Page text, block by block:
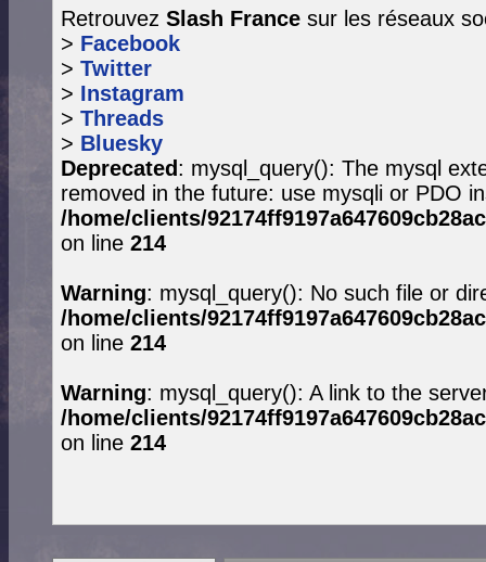
Retrouvez Slash France sur les réseaux
> Facebook
> Twitter
> Instagram
> Threads
> Bluesky
Deprecated: mysql_query(): The mysql
removed in the future: use mysqli or PDO
/home/clients/
on line 214
Warning: mysql_query(): No such file or
/home/clients/
on line 214
Warning: mysql_query(): A link to the
/home/clients/
on line 214